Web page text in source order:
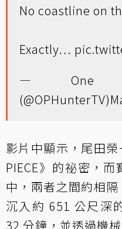
No coastline on
Exactly…
— One
(@OPHunterTV)
影片中顯示，尾田
PIECE》的祕密，
中，兩者之間約相
沉入約 651 公尺深
32 分鐘，並透過機